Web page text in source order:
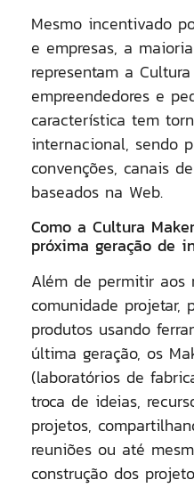
Mesmo incentivado
e empresas, a
representam a
empreendedores e
característica tem
internacional, sendo
convenções, canais
baseados na Web.
Como a Cultura
próxima geração de
Além de permitir aos
comunidade projetar,
produtos usando
última geração, os
(laboratórios de
troca de ideias,
projetos,
reuniões ou até
construção dos